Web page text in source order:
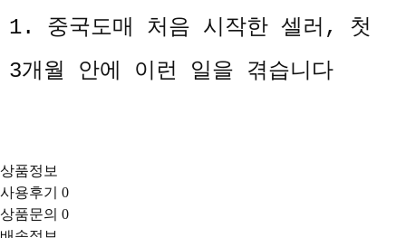
1. 중국도매 처음 시작한 셀러, 첫
3개월 안에 이런 일을 겪습니다
상품정보
사용후기 0
상품문의 0